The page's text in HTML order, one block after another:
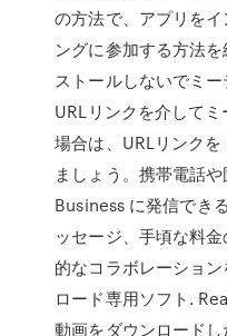
の方法で、アプリを
ングに参加する方法
ストールしないでミ
URLリンクを介して
場合は、URLリンク
ましょう。携帯電話
Business に発信でき
ッセージ、手頃な料
的なコラボレーショ
ロード専用ソフト.
動画をダウンロード